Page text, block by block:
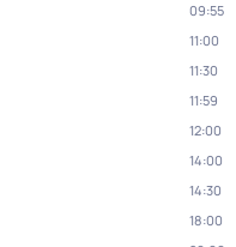
09:55
11:00
11:30
11:59
12:00
14:00
14:30
18:00